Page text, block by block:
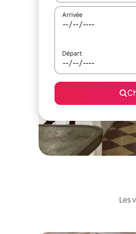
Arrivée
Départ
Les